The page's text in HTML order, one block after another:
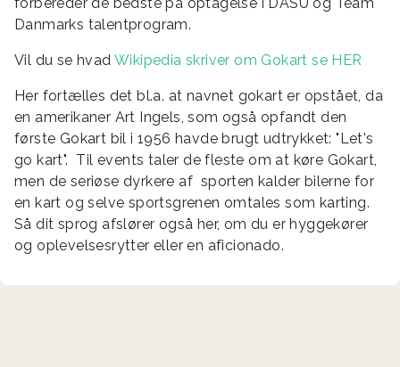
forbereder de bedste på optagelse i DASU og Team
Danmarks talentprogram.
Vil du se hvadWikipedia skriver om Gokart se HER
Her fortælles det bl.a. at navnet gokart er opstået, da
en amerikaner Art Ingels, som også opfandt den
første Gokart bil i 1956 havde brugt udtrykket: "Let's
go kart". Til events taler de fleste om at køre Gokart,
men de seriøse dyrkere af sporten kalder bilerne for
en kart og selve sportsgrenen omtales som karting.
Så dit sprog afslører også her, om du er hyggekører
og oplevelsesrytter eller en aficionado.